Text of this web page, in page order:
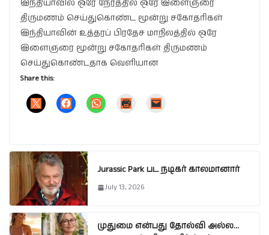
இந்தியாவில் ஒரே நேரத்தில் ஒரே இளைஞரை
திருமணம் செய்துகொண்ட மூன்று சகோதரிகள்
இந்தியாவின் உத்தரப் பிரதேச மாநிலத்தில் ஒரே
இளைஞரை மூன்று சகோதரிகள் திருமணம்
செய்துகொண்டதாக வெளியான
Share this:
Jurassic Park பட நடிகர் காலமானார்
July 13, 2026
முதுமை என்பது தோல்வி அல்ல…